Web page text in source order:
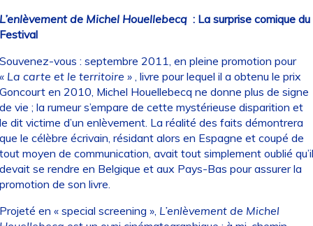
de Michel Houellebecq : La surprise comique du
vous : septembre 2011, en pleine promotion pour
La carte et le territoire », livre pour lequel il a obtenu le prix
en 2010, Michel Houellebecq ne donne plus de signe
vie ; la rumeur s’empare de cette mystérieuse disparition et
dit victime d’un enlèvement. La réalité des faits démontrera
le célèbre écrivain, résidant alors en Espagne et coupé de
moyen de communication, avait tout simplement oublié qu’il
se rendre en Belgique et aux Pays-Bas pour assurer la
de son livre.
en « special screening », L’enlèvement de Michel